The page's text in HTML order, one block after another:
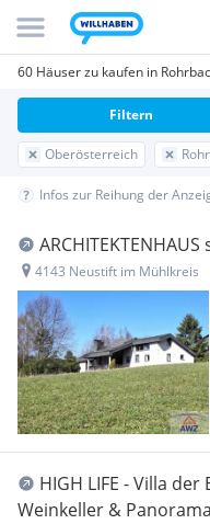
60 Häuser zu kaufen in
Oberösterreich
Filtern
Infos zur Reihung der
4143 Neustift im Mühlkreis
HIGH LIFE - Villa
Weinkeller &